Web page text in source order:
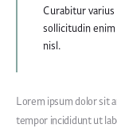
Curabitur
sollicitudin
nisl.
Lorem ipsum dolor sit
tempor incididunt ut